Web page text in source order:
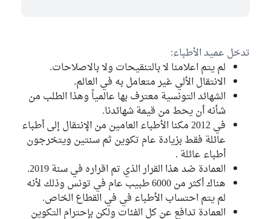
تدخل عميد الأطباء:
لم يتم اعلامنا لا بالتنقيحات ولا بالاصلاحات.
الانتقال الألي غير متعامل به في العالم.
الشهائد التونسية معترف بها عالمياً وهذا الطلب من
شأنه أن يحط من قيمة شهائدنا.
في 2012 مكنا الأطباء العامين من الإنتقال إلى أطباء
عائلة فقط بزيادة عام تكوين ثم سنتين ويتخرجون
أطباء عائلة .
العمادة ضد هذا القرار الذي تم اقراره في سنة 2019.
هناك أكثر من 6000 طبيب عام في تونس وذلك لأنه
لم يتم احتساب الأطباء في في القطاع الخاص.
العمادة تدافع عن كل الفئات ولكن بإحترام التكوين